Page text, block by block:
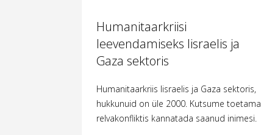
Humanitaarkriisi
leevendamiseks Iisraelis ja
Gaza sektoris
Humanitaarkriis Iisraelis ja Gaza sektoris,
hukkunuid on üle 2000. Kutsume toetama
relvakonfliktis kannatada saanud inimesi.